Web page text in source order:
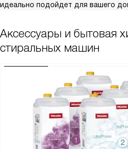
идеально подойдет для вашего
Аксессуары и бытовая
стиральных машин